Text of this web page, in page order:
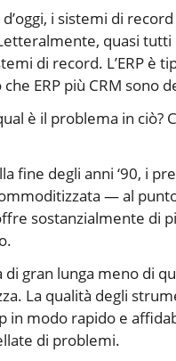
i sistemi di
quasi
di record. L’ERP è
ERP più CRM sono
è il problema in ciò?
fine degli anni ‘90, i
— al
sostanzialmente di
gran lunga meno di
La qualità degli
modo rapido e
di problemi.